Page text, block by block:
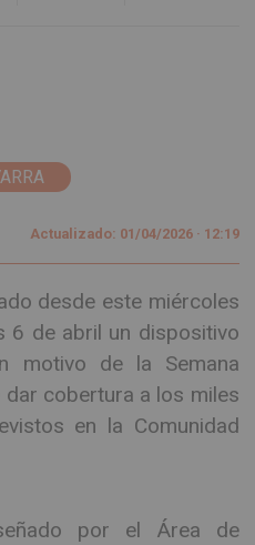
Actualizado: 01/04/2026 · 12:19
desde este miércoles
6 de abril un dispositivo
motivo de la Semana
cobertura a los miles
en la Comunidad
por el Área de